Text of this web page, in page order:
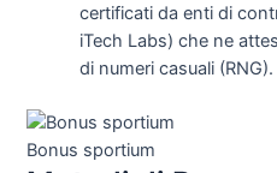
certificati da enti di
iTech Labs) che ne
di numeri casuali (RNG).
Bonus sportium